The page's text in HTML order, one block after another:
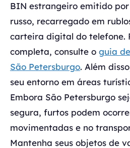
BIN estrangeiro emitido
russo, recarregado em
carteira digital do telefone.
completa, consulte o guia
São Petersburgo. Além
seu entorno em áreas
Embora São Petersburgo
segura, furtos podem
movimentadas e no
Mantenha seus objetos de